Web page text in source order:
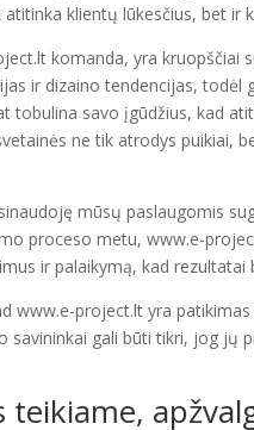
klientų lūkesčius, bet ir
komanda, yra kruopščiai
ir dizaino tendencijas, todėl
tobulina savo įgūdžius, kad
ne tik atrodys puikiai,
mūsų paslaugomis
proceso metu, www.e-
ir palaikymą, kad rezultatai
www.e-project.lt yra
savininkai gali būti tikri, jog jų
teikiame,